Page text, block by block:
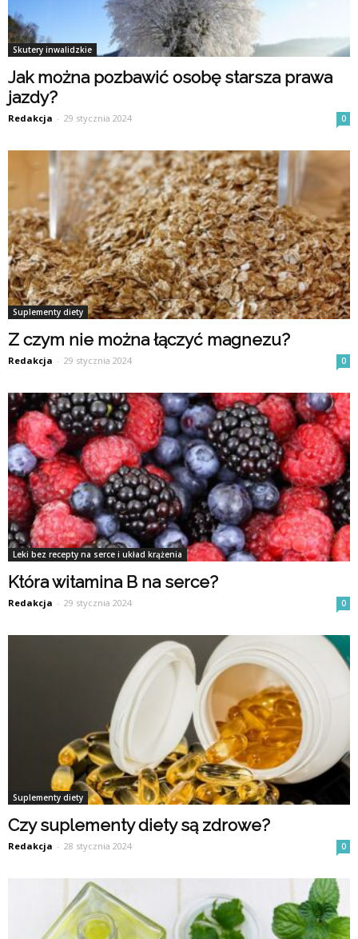
Skutery inwalidzkie
Jak można pozbawić osobę starsza prawa
jazdy?
Redakcja - 29 stycznia 2024 0
Suplementy diety
Z czym nie można łączyć magnezu?
Redakcja - 29 stycznia 2024 0
Leki bez recepty na serce i układ krążenia
Która witamina B na serce?
Redakcja - 29 stycznia 2024 0
Suplementy diety
Czy suplementy diety są zdrowe?
Redakcja - 28 stycznia 2024 0